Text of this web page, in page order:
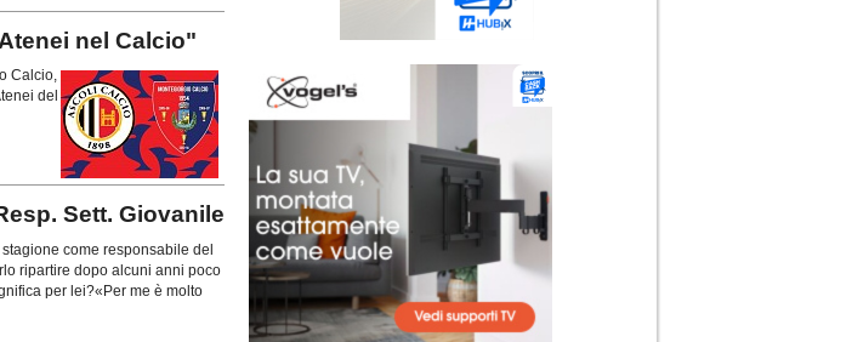
nel Calcio"
Calcio,
del
Sett. Giovanile
come responsabile del
ripartire dopo alcuni anni poco
per lei?«Per me è molto